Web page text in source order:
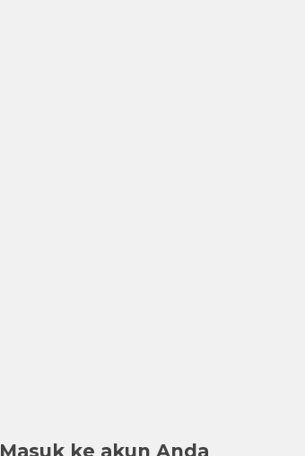
Masuk ke akun Anda